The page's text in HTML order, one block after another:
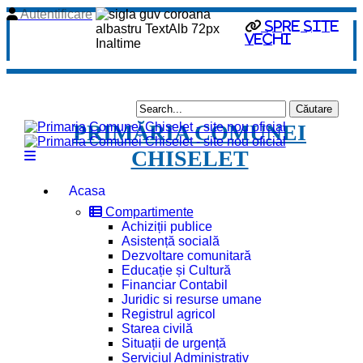
Spre site
vechi
Autentificare
PRIMĂRIA COMUNEI
CHISELET
Acasa
Compartimente
Achiziții publice
Asistență socială
Dezvoltare comunitară
Educație și Cultură
Financiar Contabil
Juridic si resurse umane
Registrul agricol
Starea civilă
Situații de urgență
Serviciul Administrativ